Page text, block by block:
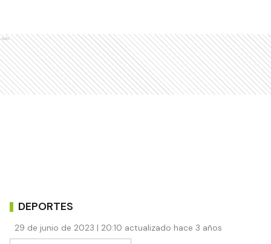
Ads
DEPORTES
29 de junio de 2023 | 20:10 actualizado hace 3 años